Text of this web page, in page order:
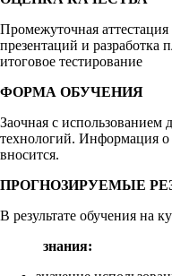
Промежуточная
презентаций и разработка
итоговое тестирование
ФОРМА ОБУЧЕНИЯ
Заочная с использованием
технологий. Информация о
вносится.
ПРОГНОЗИРУЕМЫЕ
В результате обучения на
знания: